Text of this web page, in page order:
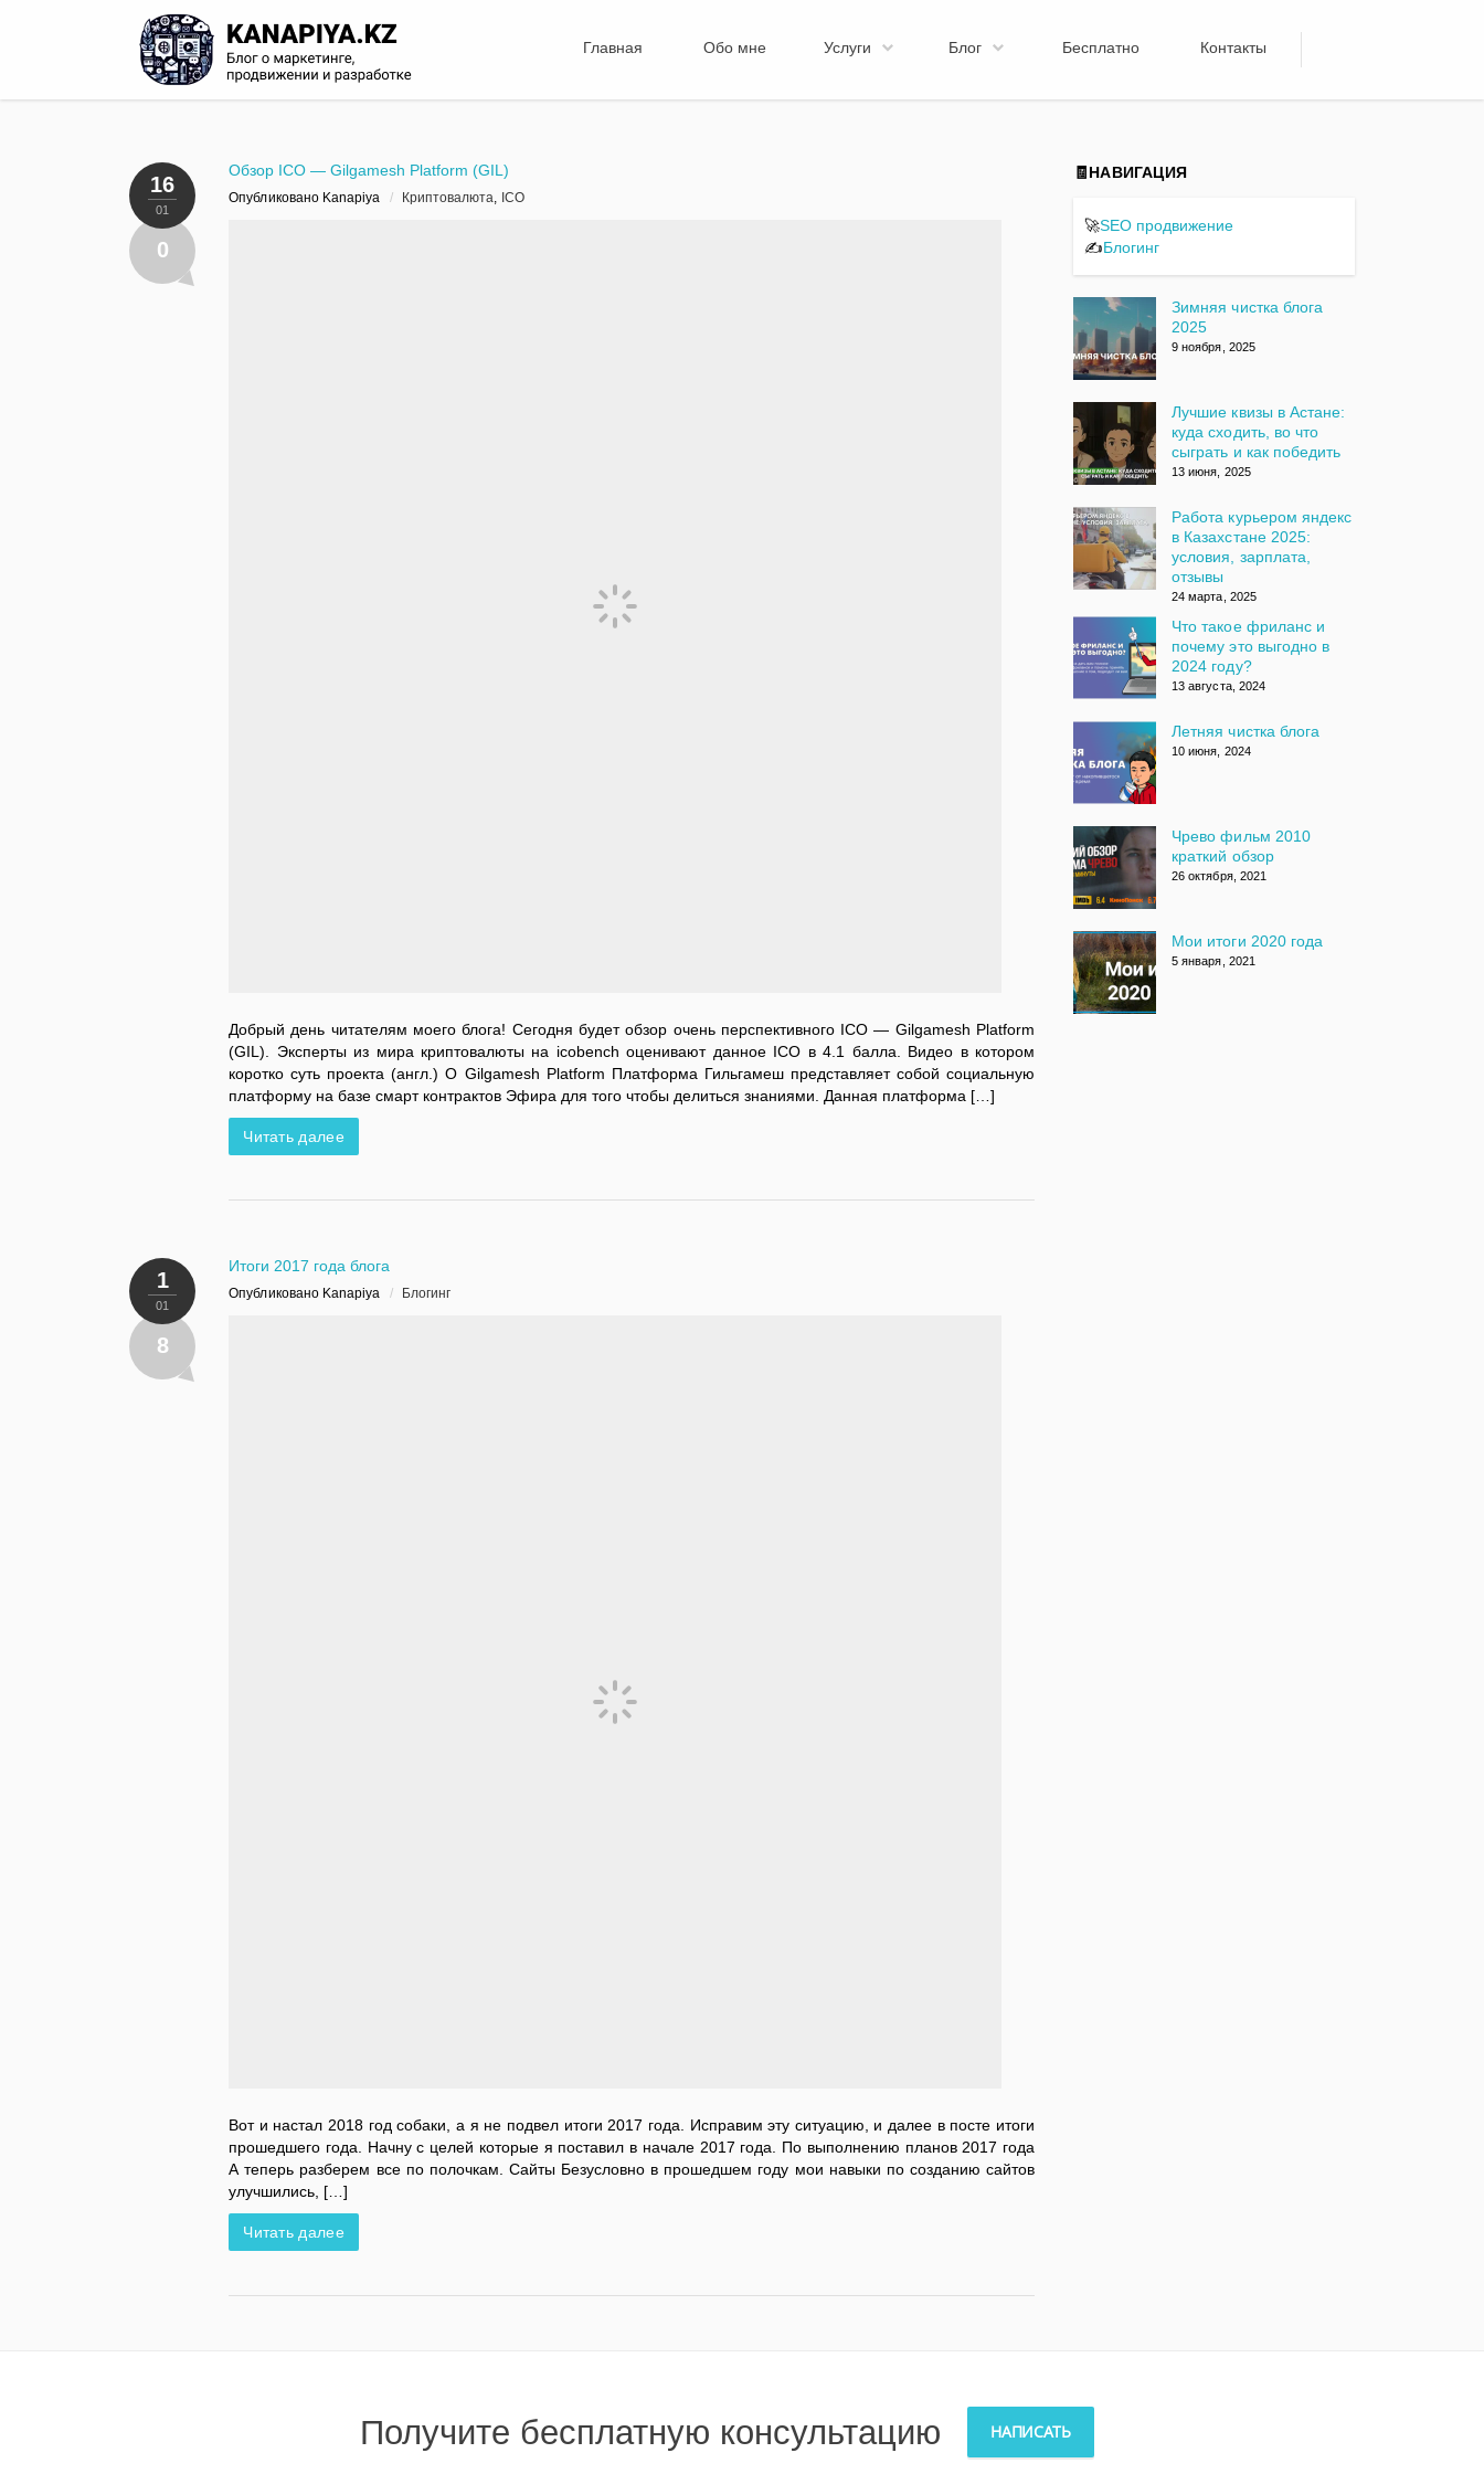
Главная Обо мне Услуги Блог Бесплатно Контакты
16
01
0
Обзор ICO — Gilgamesh Platform (GIL)
Опубликовано Kanapiya / Криптовалюта, ICO
Добрый день читателям моего блога! Сегодня будет обзор очень перспективного ICO — Gilgamesh Platform
(GIL). Эксперты из мира криптовалюты на icobench оценивают данное ICO в 4.1 балла. Видео в котором
коротко суть проекта (англ.) О Gilgamesh Platform Платформа Гильгамеш представляет собой социальную
платформу на базе смарт контрактов Эфира для того чтобы делиться знаниями. Данная платформа […]
Читать далее
1
01
8
Итоги 2017 года блога
Опубликовано Kanapiya / Блогинг
Вот и настал 2018 год собаки, а я не подвел итоги 2017 года. Исправим эту ситуацию, и далее в посте итоги
прошедшего года. Начну с целей которые я поставил в начале 2017 года. По выполнению планов 2017 года
А теперь разберем все по полочкам. Сайты Безусловно в прошедшем году мои навыки по созданию сайтов
улучшились, […]
Читать далее
🧾НАВИГАЦИЯ
🚀SEO продвижение
✍️Блогинг
Зимняя чистка блога
2025
9 ноября, 2025
Лучшие квизы в Астане:
куда сходить, во что
сыграть и как победить
13 июня, 2025
Работа курьером яндекс
в Казахстане 2025:
условия, зарплата,
отзывы
24 марта, 2025
Что такое фриланс и
почему это выгодно в
2024 году?
13 августа, 2024
Летняя чистка блога
10 июня, 2024
Чрево фильм 2010
краткий обзор
26 октября, 2021
Мои итоги 2020 года
5 января, 2021
Получите бесплатную консультацию НАПИСАТЬ